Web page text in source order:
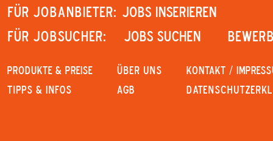
Für Jobanbieter: JOBS INSERIEREN
Für Jobsucher:
JOBS SUCHEN
PRODUKTE & PREISE
Tipps & Infos
Über uns
AGB
KONTAKT /